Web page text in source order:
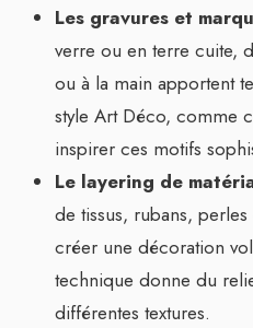
Les gravures et
verre ou en terre cuite,
ou à la main apportent
style Art Déco, comme
inspirer ces motifs
Le layering de
de tissus, rubans,
créer une décoration
technique donne du
différentes textures.